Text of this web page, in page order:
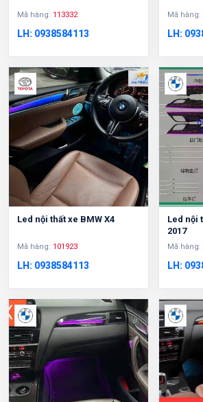
Mã hàng: 113332
LH: 0938584113
Mã hàng:
LH:
Led nội thất xe BMW X4
Mã hàng: 101923
LH: 0938584113
Led nội
2017
Mã hàng:
LH: